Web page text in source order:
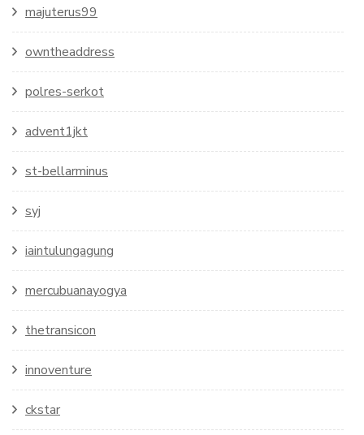
majuterus99
owntheaddress
polres-serkot
advent1jkt
st-bellarminus
syj
iaintulungagung
mercubuanayogya
thetransicon
innoventure
ckstar